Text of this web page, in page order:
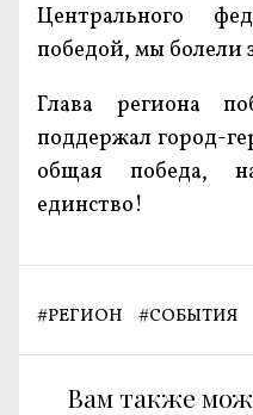
Центрального
победой, мы болели
Глава региона
поддержал город-
общая победа,
единство!
#РЕГИОН #СОБЫТИЯ
Вам также